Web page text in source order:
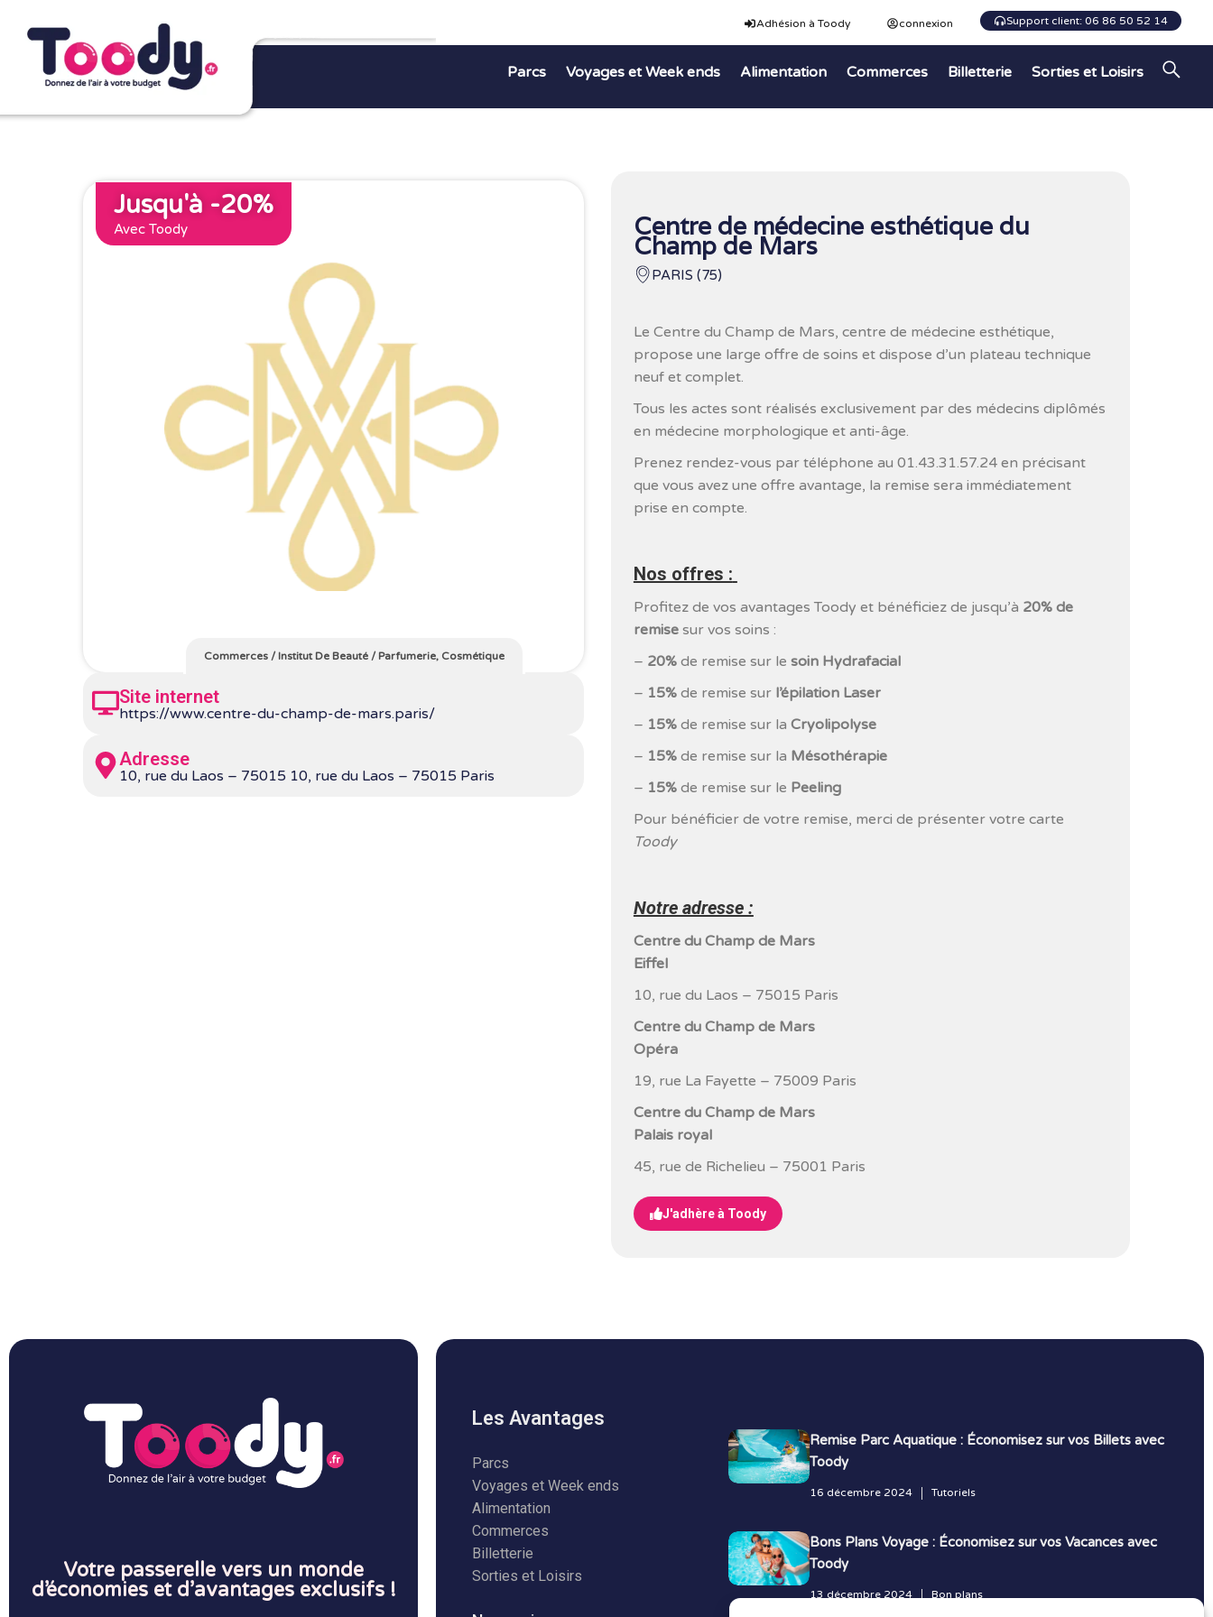
Adhésion à Toody connexion Support client: 06 86 50 52 14
Parcs Voyages et Week ends Alimentation Commerces Billetterie Sorties et Loisirs
Jusqu'à -20%
Avec Toody
Commerces/Institut De Beauté/Parfumerie, Cosmétique
Site internet
https://www.centre-du-champ-de-mars.paris/
Adresse
10, rue du Laos – 75015 10, rue du Laos – 75015 Paris
Centre de médecine esthétique du
Champ de Mars
PARIS (75)
Le Centre du Champ de Mars, centre de médecine esthétique,
propose une large offre de soins et dispose d’un plateau technique
neuf et complet.
Tous les actes sont réalisés exclusivement par des médecins diplômés
en médecine morphologique et anti-âge.
Prenez rendez-vous par téléphone au 01.43.31.57.24 en précisant
que vous avez une offre avantage, la remise sera immédiatement
prise en compte.
Nos offres :
Profitez de vos avantages Toody et bénéficiez de jusqu’à 20% de
remisesur vos soins :
– 20%de remise sur le soin Hydrafacial
– 15%de remise sur l’épilation Laser
– 15%de remise sur la Cryolipolyse
– 15%de remise sur la Mésothérapie
– 15%de remise sur le Peeling
Pour bénéficier de votre remise, merci de présenter votre carte
Toody
Notre adresse :
Centre du Champ de Mars
Eiffel
10, rue du Laos – 75015 Paris
Centre du Champ de Mars
Opéra
19, rue La Fayette – 75009 Paris
Centre du Champ de Mars
Palais royal
45, rue de Richelieu – 75001 Paris
J'adhère à Toody
Votre passerelle vers un monde
d’économies et d’avantages exclusifs !
Les Avantages
Parcs
Voyages et Week ends
Alimentation
Commerces
Billetterie
Sorties et Loisirs
Remise Parc Aquatique : Économisez sur vos Billets avec
Toody
16 décembre 2024 Tutoriels
Bons Plans Voyage : Économisez sur vos Vacances avec
Toody
13 décembre 2024 Bon plans